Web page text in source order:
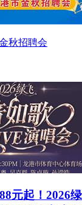
秋招聘会
元起！2026